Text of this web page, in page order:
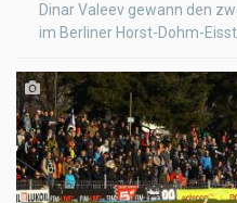
Dinar Valeev gewann den
im Berliner Horst-Dohm-